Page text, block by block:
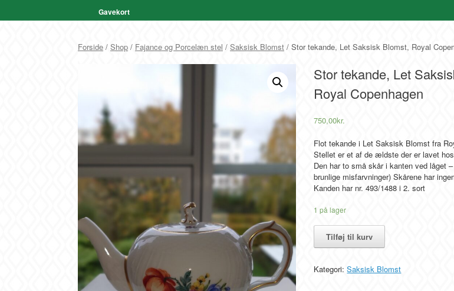
Gavekort
Forside / Shop / Fajance og Porcelæn stel / Saksisk Blomst / Stor tekande, Let Saksisk Blomst, Royal
Stor tekande, Let
Royal Copenhagen
750,00kr.
Flot tekande i Let Saksisk Blomst fra
Stellet er et af de ældste der er lavet
Den har to små skår i kanten ved låget
brunlige misfarvninger) Skårene har
Kanden har nr. 493/1488 i 2. sort
1 på lager
Stor
tekande,
Saksisk
Blomst,
Tilføj til kurv
Kategori:Saksisk Blomst